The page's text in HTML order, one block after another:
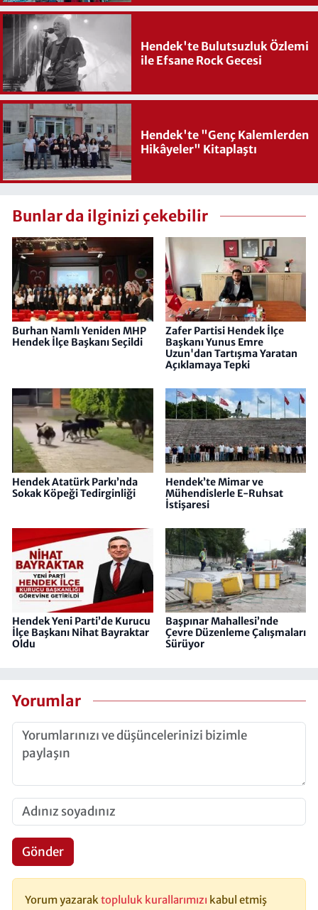
Hendek'te Bulutsuzluk Özlemi
ile Efsane Rock Gecesi
Hendek'te "Genç Kalemlerden
Hikâyeler" Kitaplaştı
Bunlar da ilginizi çekebilir
Burhan Namlı Yeniden MHP
Hendek İlçe Başkanı Seçildi
Zafer Partisi Hendek İlçe
Başkanı Yunus Emre
Uzun'dan Tartışma Yaratan
Açıklamaya Tepki
Hendek Atatürk Parkı’nda
Sokak Köpeği Tedirginliği
Hendek’te Mimar ve
Mühendislerle E-Ruhsat
İstişaresi
Hendek Yeni Parti’de Kurucu
İlçe Başkanı Nihat Bayraktar
Oldu
Başpınar Mahallesi’nde
Çevre Düzenleme Çalışmaları
Sürüyor
Yorumlar
Gönder
Yorum yazaraktopluluk kurallarımızı kabul etmiş